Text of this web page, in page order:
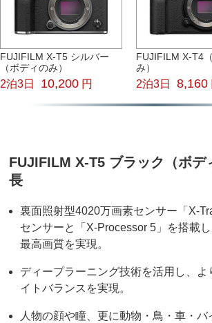
FUJIFILM X-T5 シルバー
（ボディのみ）
2泊3日 10,200 円
FUJIFILM X-T4
み）
2泊3日 8,160
FUJIFILM X-T5 ブラック（ボデ
長
裏面照射型4020万画素センサー「X-
センサーと「X-Processor 5」を搭載
最高画質を実現。
ディープラーニング技術を活用し、よ
イトバランスを実現。
人物の顔や瞳、更に動物・鳥・車・